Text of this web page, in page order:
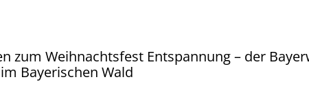
zum Weihnachtsfest Entspannung – der
Bayerischen Wald